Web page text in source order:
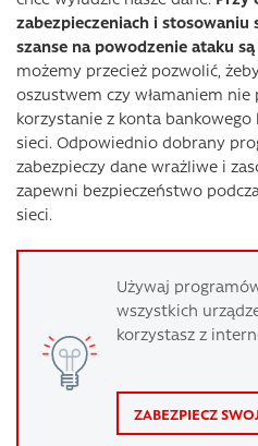
zabezpieczeniach i stosowaniu
szanse na powodzenie ataku
możemy przecież pozwolić,
oszustwem czy włamaniem nie
korzystanie z konta
sieci. Odpowiednio dobrany
zabezpieczy dane wrażliwe i
zapewni bezpieczeństwo
sieci.
Używaj
wszystkich
korzystasz z
ZABEZPIECZ